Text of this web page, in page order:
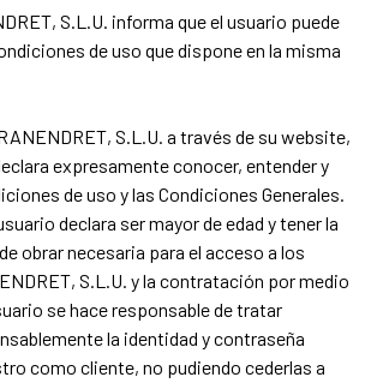
S.L.U. informa que el usuario puede
de uso que dispone en la misma
S.L.U. a través de su website,
expresamente conocer, entender y
de uso y las Condiciones Generales.
declara ser mayor de edad y tener la
obrar necesaria para el acceso a los
S.L.U. y la contratación por medio
se hace responsable de tratar
la identidad y contraseña
como cliente, no pudiendo cederlas a